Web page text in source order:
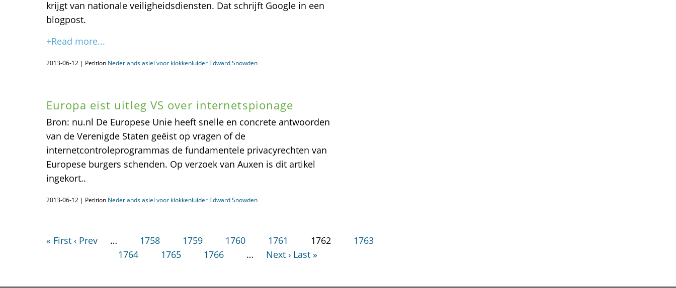
krijgt van nationale veiligheidsdiensten. Dat schrijft Google in een
blogpost.
+Read more...
2013-06-12 | Petition Nederlands asiel voor klokkenluider Edward Snowden
Europa eist uitleg VS over internetspionage
Bron: nu.nl De Europese Unie heeft snelle en concrete antwoorden
van de Verenigde Staten geëist op vragen of de
internetcontroleprogrammas de fundamentele privacyrechten van
Europese burgers schenden. Op verzoek van Auxen is dit artikel
ingekort..
2013-06-12 | Petition Nederlands asiel voor klokkenluider Edward Snowden
« First ‹ Prev … 1758 1759 1760 1761 1762
1763
1764
1765 1766 … Next › Last »